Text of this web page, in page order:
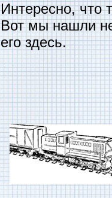
Интересно, что
Вот мы нашли
его здесь.